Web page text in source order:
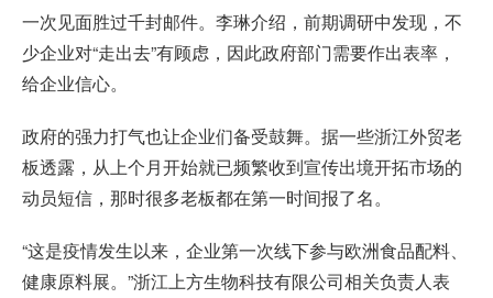
一次见面胜过千封邮件。李琳介绍，前期调研中发现，不
少企业对“走出去”有顾虑，因此政府部门需要作出表率，
给企业信心。
政府的强力打气也让企业们备受鼓舞。据一些浙江外贸老
板透露，从上个月开始就已频繁收到宣传出境开拓市场的
动员短信，那时很多老板都在第一时间报了名。
“这是疫情发生以来，企业第一次线下参与欧洲食品配料、
健康原料展。”浙江上方生物科技有限公司相关负责人表